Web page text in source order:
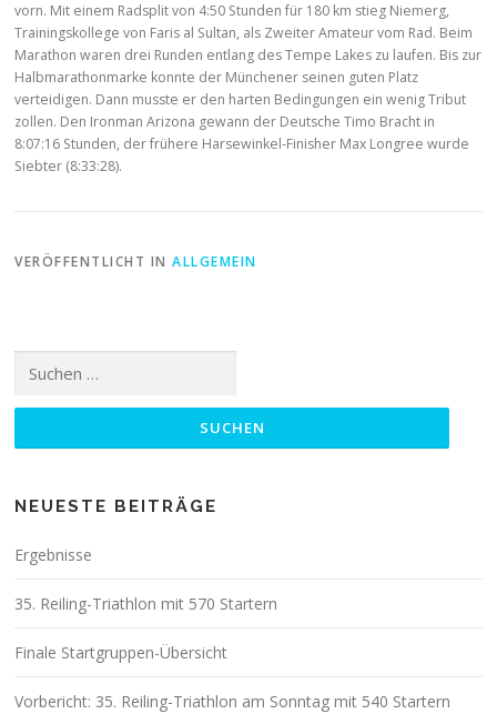
vorn. Mit einem Radsplit von 4:50 Stunden für 180 km stieg Niemerg,
Trainingskollege von Faris al Sultan, als Zweiter Amateur vom Rad. Beim
Marathon waren drei Runden entlang des Tempe Lakes zu laufen. Bis zur
Halbmarathonmarke konnte der Münchener seinen guten Platz
verteidigen. Dann musste er den harten Bedingungen ein wenig Tribut
zollen. Den Ironman Arizona gewann der Deutsche Timo Bracht in
8:07:16 Stunden, der frühere Harsewinkel-Finisher Max Longree wurde
Siebter (8:33:28).
VERÖFFENTLICHT INALLGEMEIN
nach:
NEUESTE BEITRÄGE
Ergebnisse
35. Reiling-Triathlon mit 570 Startern
Finale Startgruppen-Übersicht
Vorbericht: 35. Reiling-Triathlon am Sonntag mit 540 Startern